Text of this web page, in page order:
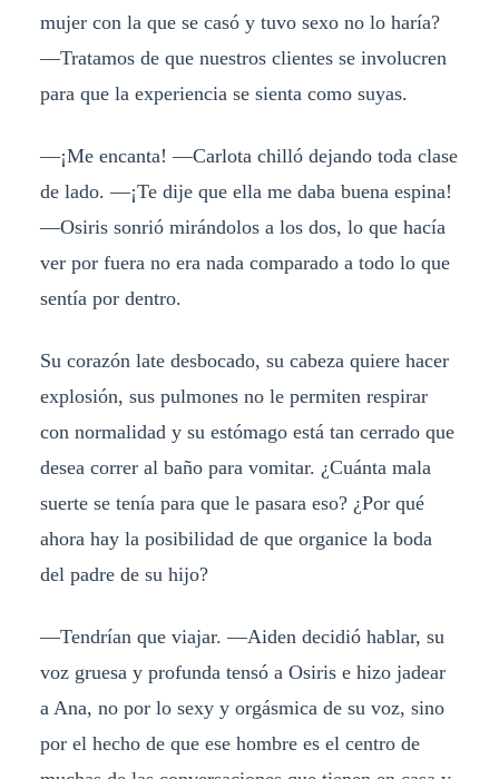
mujer con la que se casó y tuvo sexo no lo haría?
―Tratamos de que nuestros clientes se involucren
para que la experiencia se sienta como suyas.
―¡Me encanta! ―Carlota chilló dejando toda clase
de lado. ―¡Te dije que ella me daba buena espina!
―Osiris sonrió mirándolos a los dos, lo que hacía
ver por fuera no era nada comparado a todo lo que
sentía por dentro.
Su corazón late desbocado, su cabeza quiere hacer
explosión, sus pulmones no le permiten respirar
con normalidad y su estómago está tan cerrado que
desea correr al baño para vomitar. ¿Cuánta mala
suerte se tenía para que le pasara eso? ¿Por qué
ahora hay la posibilidad de que organice la boda
del padre de su hijo?
―Tendrían que viajar. ―Aiden decidió hablar, su
voz gruesa y profunda tensó a Osiris e hizo jadear
a Ana, no por lo sexy y orgásmica de su voz, sino
por el hecho de que ese hombre es el centro de